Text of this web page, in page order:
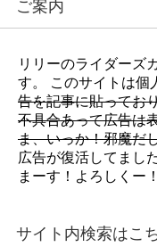
ご案内
リリーのライダーズ
す。 このサイトは個
告を記事に貼ってお
不具合あって広告は
ま、いっか！邪魔だ
広告が復活してまし
まーす！よろしくー
サイト内検索はこ